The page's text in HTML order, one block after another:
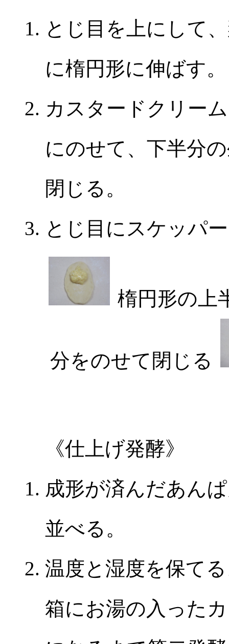
とじ目を上にして
に楕円形に伸ばす。
カスタードクリー
にのせて、下半分
閉じる。
とじ目にスケッパ
楕円形の上
分をのせて閉じる
《仕上げ発酵》
成形が済んだあん
並べる。
温度と湿度を保て
箱にお湯の入った